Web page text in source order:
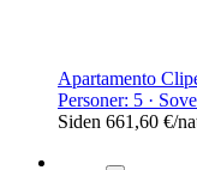
Apartamento
Personer: 5 ·
Siden 661,60 €/